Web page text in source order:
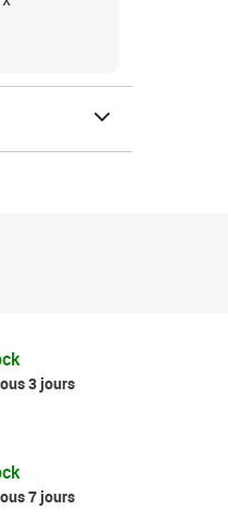
3 jours
7 jours